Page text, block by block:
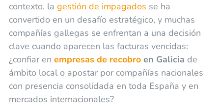
contexto, la gestión de impagados se ha
convertido en un desafío estratégico, y muchas
compañías gallegas se enfrentan a una decisión
clave cuando aparecen las facturas vencidas:
¿confiar en empresas de recobroen Galicia de
ámbito local o apostar por compañías nacionales
con presencia consolidada en toda España y en
mercados internacionales?